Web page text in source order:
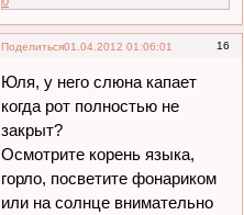
Поделиться 16
01.04.2012 01:06:01
Юля, у него слюна капает
когда рот полностью не
закрыт?
Осмотрите корень языка,
горло, посветите фонариком
или на солнце внимательно